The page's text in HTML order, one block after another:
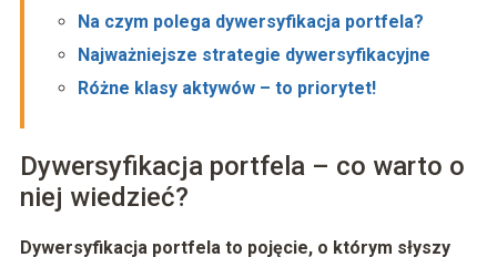
Na czym polega dywersyfikacja portfela?
Najważniejsze strategie dywersyfikacyjne
Różne klasy aktywów – to priorytet!
Dywersyfikacja portfela – co warto o
niej wiedzieć?
Dywersyfikacja portfela to pojęcie, o którym słyszy